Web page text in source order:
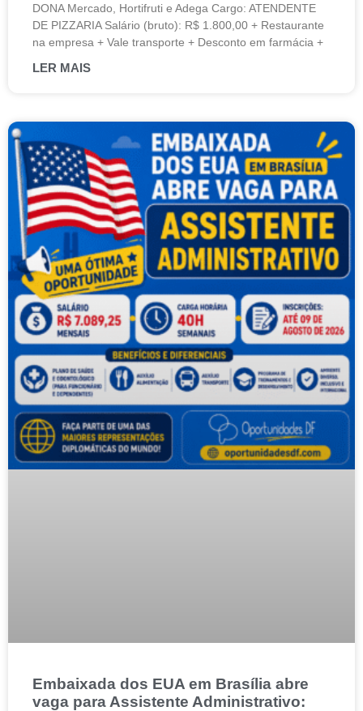
DONA Mercado, Hortifruti e Adega Cargo: ATENDENTE
DE PIZZARIA Salário (bruto): R$ 1.800,00 + Restaurante
na empresa + Vale transporte + Desconto em farmácia +
LER MAIS
Embaixada dos EUA em Brasília abre
vaga para Assistente Administrativo: